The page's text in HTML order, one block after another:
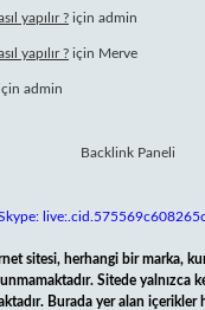
yapılır ? için admin
yapılır ? için Merve
admin
sitesi, herhangi bir marka,
Sitede yalnızca
Burada yer alan içerikler